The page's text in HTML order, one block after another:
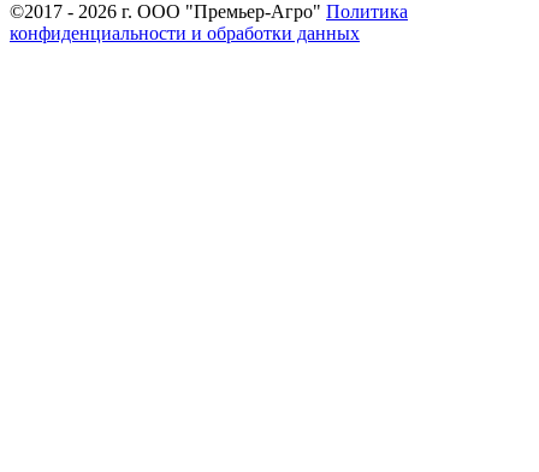
©2017 - 2026 г. ООО "Премьер-Агро" Политика
конфиденциальности и обработки данных